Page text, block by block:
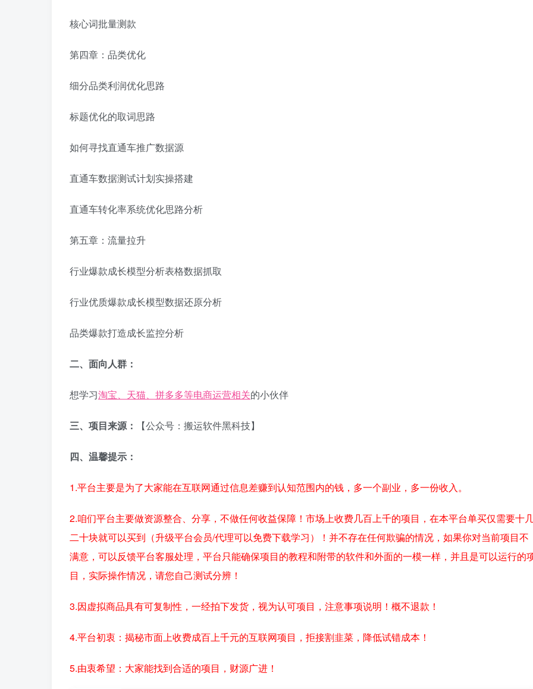
核心词批量测款
第四章：品类优化
细分品类利润优化思路
标题优化的取词思路
如何寻找直通车推广数据源
直通车数据测试计划实操搭建
直通车转化率系统优化思路分析
第五章：流量拉升
行业爆款成长模型分析表格数据抓取
行业优质爆款成长模型数据还原分析
品类爆款打造成长监控分析
二、面向人群：
想学习淘宝、天猫、拼多多等电商运营相关的小伙伴
三、项目来源： 【公众号：搬运软件黑科技】
四、温馨提示：
1.平台主要是为了大家能在互联网通过信息差赚到认知范围内的钱，多一个副业，多一份收入。
2.咱们平台主要做资源整合、分享，不做任何收益保障！市场上收费几百上千的项目，在本平台单买仅需要十
二十块就可以买到（升级平台会员/代理可以免费下载学习）！并不存在任何欺骗的情况，如果你对当前项目不
满意，可以反馈平台客服处理，平台只能确保项目的教程和附带的软件和外面的一模一样，并且是可以运行的
目，实际操作情况，请您自己测试分辨！
3.因虚拟商品具有可复制性，一经拍下发货，视为认可项目，注意事项说明！概不退款！
4.平台初衷：揭秘市面上收费成百上千元的互联网项目，拒接割韭菜，降低试错成本！
5.由衷希望：大家能找到合适的项目，财源广进！